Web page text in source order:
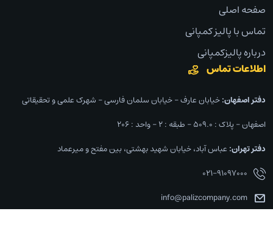
صفحه اصلی
تماس با پالیز کمپانی
درباره پالیزکمپانی
اطلاعات تماس
دفتر اصفهان:‌خیابان عارف – خیابان سلمان فارسی – شهرک علمی و تحقیقاتی
اصفهان – پلاک : ۵۰۹.۰ – طبقه : ۲ – واحد : ۲۰۶
دفتر تهران:‌ عباس آباد، خیابان شهید بهشتی، بین مفتح و میرعماد
۰۲۱-۹۱۰۹۷۰۰۰
info@palizcompany.com